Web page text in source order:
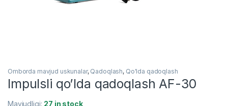
Omborda mavjud uskunalar, Qadoqlash, Qo'lda qadoqlash
Impulsli qo’lda qadoqlash AF-30
Mavjudligi: 27 in stock